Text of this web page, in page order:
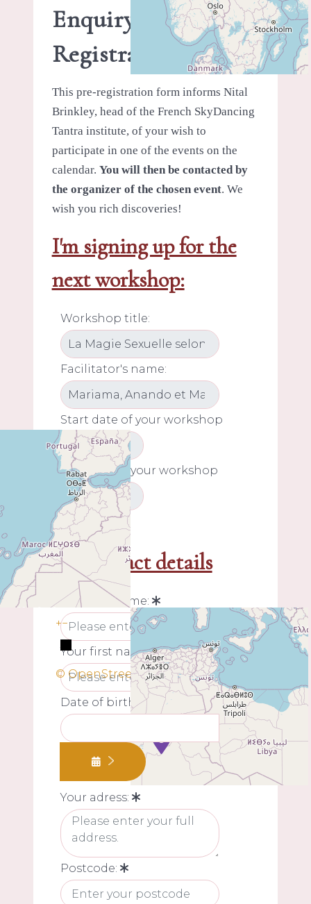
+−
© OpenStreetMap
Enquiry -
Registration
This pre-registration form informs Nital
Brinkley, head of the French SkyDancing
Tantra institute, of your wish to
participate in one of the events on the
calendar. You will then be contacted by
the organizer of the chosen event. We
wish you rich discoveries!
I'm signing up for the
next workshop:
Workshop title:
Facilitator's name:
Start date of your workshop
End date of your workshop
My contact details
Your last name:
Your first name:
Date of birth:
Your adress:
Postcode: